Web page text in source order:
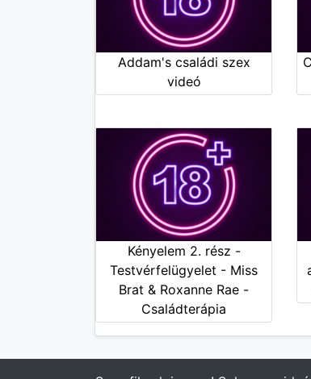
Addam's családi szex
videó
Kényelem 2. rész -
Testvérfelügyelet - Miss
Brat & Roxanne Rae -
Családterápia